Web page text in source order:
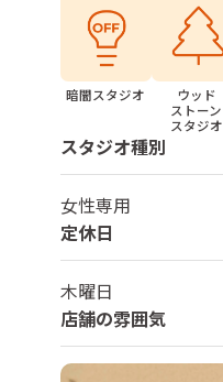
暗闇スタジオ
ウッド
ストーン
スタジオ
スタジオ種別
女性専用
定休日
木曜日
店舗の雰囲気